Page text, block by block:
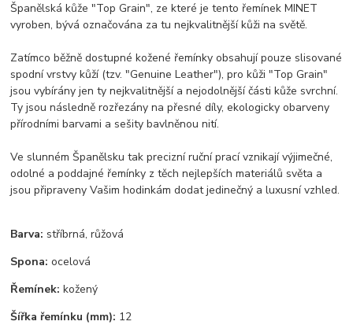
Španělská kůže "Top Grain", ze které je tento řemínek MINET
vyroben, bývá označována za tu nejkvalitnější kůži na světě.
Zatímco běžně dostupné kožené řemínky obsahují pouze slisované
spodní vrstvy kůží (tzv. "Genuine Leather"), pro kůži "Top Grain"
jsou vybírány jen ty nejkvalitnější a nejodolnější části kůže svrchní.
Ty jsou následně rozřezány na přesné díly, ekologicky obarveny
přírodními barvami a sešity bavlněnou nití.
Ve slunném Španělsku tak precizní ruční prací vznikají výjimečné,
odolné a poddajné řemínky z těch nejlepších materiálů světa a
jsou připraveny Vašim hodinkám dodat jedinečný a luxusní vzhled.
Barva: stříbrná, růžová
Spona: ocelová
Řemínek: kožený
Šířka řemínku (mm): 12